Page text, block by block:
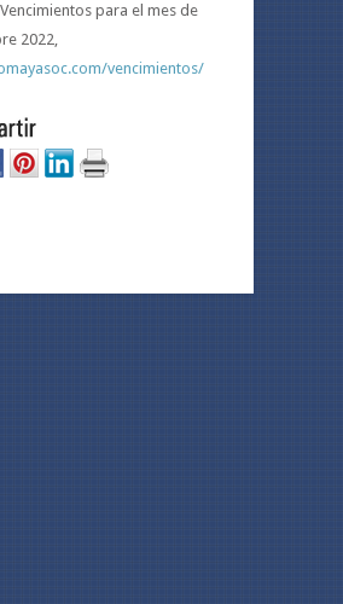
para el mes de
2022,
vencimientos/